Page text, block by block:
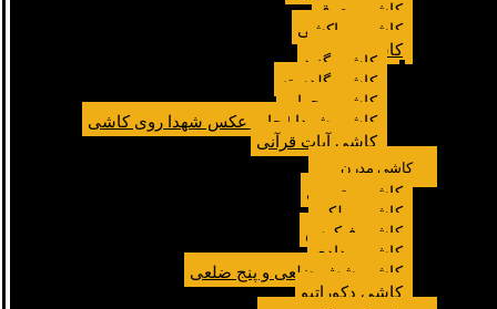
کاشی معرق
کاشی مراکشی
کاشی مسجد
کاشی گنبد
کاشی گلدسته
کاشی محراب
کاشی شهدا | چاپ عکس شهدا روی کاشی
کاشی آیات قرآنی
کاشی مدرن
کاشی مترویی
کاشی پولکی
کاشی فیکوس
کاشی مدادی
کاشی شش ضلعی و پنج ضلعی
کاشی دکوراتیو